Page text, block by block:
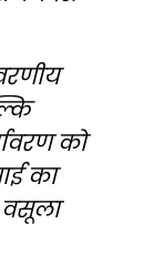
को
का
वसूला